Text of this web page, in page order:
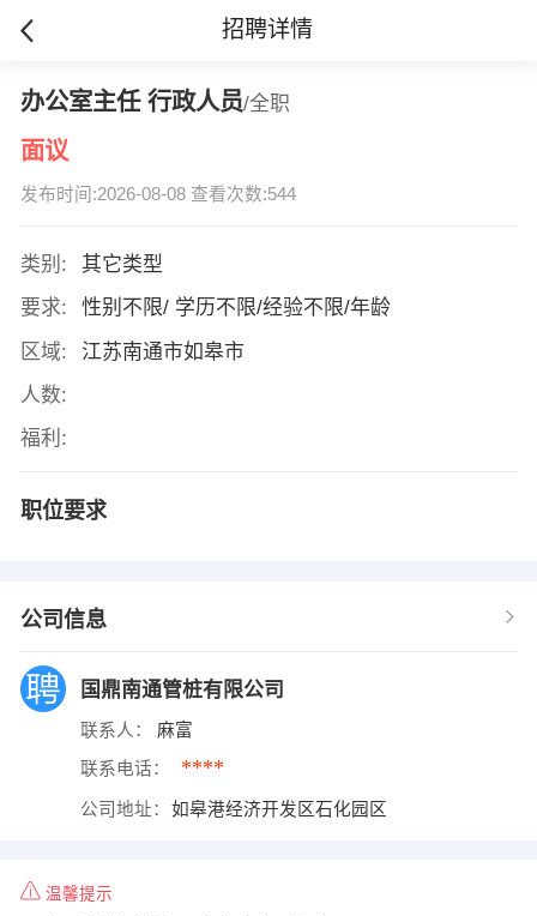
招聘详情
办公室主任 行政人员/全职
面议
发布时间:2026-08-08 查看次数:544
类别:
其它类型
要求:
性别不限/ 学历不限/经验不限/年龄
区域:
江苏南通市如皋市
人数:
福利:
职位要求
公司信息
国鼎南通管桩有限公司
联系人： 麻富
联系电话： ****
公司地址： 如皋港经济开发区石化园区
温馨提示